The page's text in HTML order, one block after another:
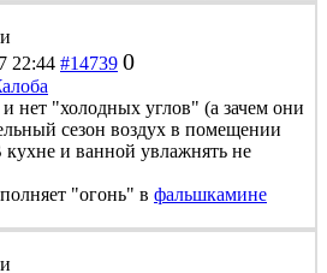
22:44 #14739 0
нет "холодных углов" (а зачем они
сезон воздух в помещении
и ванной увлажнять не
"огонь" в фальшкамине